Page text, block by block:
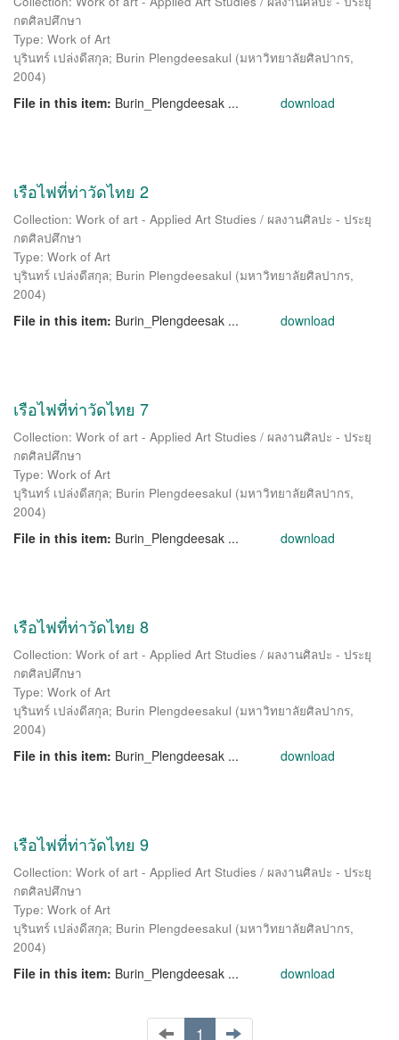
กตศิลปศึกษา
Type: Work of Art
บุรินทร์ เปล่งดีสกุล; Burin Plengdeesakul (มหาวิทยาลัยศิลปากร,
2004)
File in this item: Burin_Plengdeesak ... download
เรือไฟที่ท่าวัดไทย 2
Collection: Work of art - Applied Art Studies / ผลงานศิลปะ - ประยุ
กตศิลปศึกษา
Type: Work of Art
บุรินทร์ เปล่งดีสกุล; Burin Plengdeesakul (มหาวิทยาลัยศิลปากร,
2004)
File in this item: Burin_Plengdeesak ... download
เรือไฟที่ท่าวัดไทย 7
Collection: Work of art - Applied Art Studies / ผลงานศิลปะ - ประยุ
กตศิลปศึกษา
Type: Work of Art
บุรินทร์ เปล่งดีสกุล; Burin Plengdeesakul (มหาวิทยาลัยศิลปากร,
2004)
File in this item: Burin_Plengdeesak ... download
เรือไฟที่ท่าวัดไทย 8
Collection: Work of art - Applied Art Studies / ผลงานศิลปะ - ประยุ
กตศิลปศึกษา
Type: Work of Art
บุรินทร์ เปล่งดีสกุล; Burin Plengdeesakul (มหาวิทยาลัยศิลปากร,
2004)
File in this item: Burin_Plengdeesak ... download
เรือไฟที่ท่าวัดไทย 9
Collection: Work of art - Applied Art Studies / ผลงานศิลปะ - ประยุ
กตศิลปศึกษา
Type: Work of Art
บุรินทร์ เปล่งดีสกุล; Burin Plengdeesakul (มหาวิทยาลัยศิลปากร,
2004)
File in this item: Burin_Plengdeesak ... download
1